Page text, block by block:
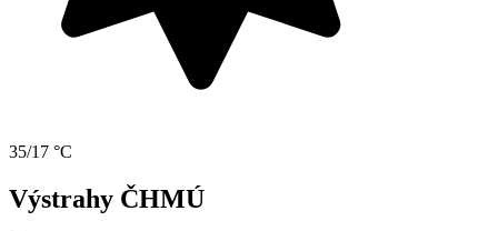
35/17 °C
Výstrahy ČHMÚ